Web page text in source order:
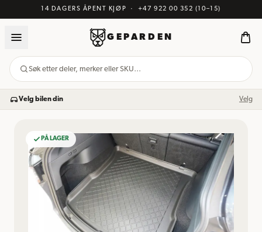
14 DAGERS ÅPENT KJØP · +47 922 00 352 (10–15)
GEPARDEN
Søk etter deler, merker eller SKU…
Velg bilen din Velg
PÅ LAGER